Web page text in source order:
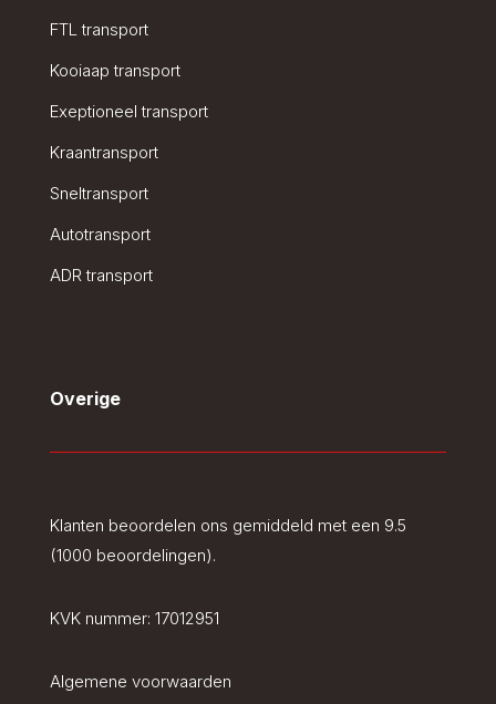
FTL transport
Kooiaap transport
Exeptioneel transport
Kraantransport
Sneltransport
Autotransport
ADR transport
Overige
Klanten beoordelen ons gemiddeld met een 9.5
(1000 beoordelingen).
KVK nummer: 17012951
Algemene voorwaarden